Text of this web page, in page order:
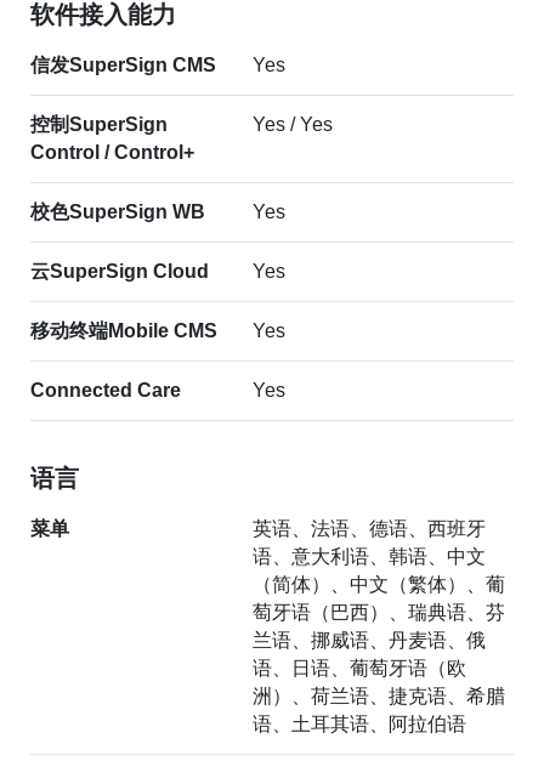
软件接入能力
信发SuperSign CMS Yes
控制SuperSign
Control / Control+
Yes / Yes
校色SuperSign WB Yes
云SuperSign Cloud Yes
移动终端Mobile CMS Yes
Connected Care Yes
语言
菜单
英语、法语、德语、西班牙
语、意大利语、韩语、中文
（简体）、中文（繁体）、葡
萄牙语（巴西）、瑞典语、芬
兰语、挪威语、丹麦语、俄
语、日语、葡萄牙语（欧
洲）、荷兰语、捷克语、希腊
语、土耳其语、阿拉伯语